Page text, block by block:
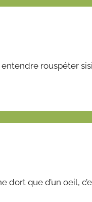
entendre rouspéter
dort que d’un oeil,